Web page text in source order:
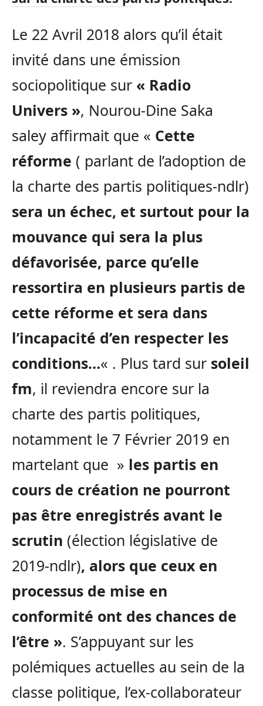
Le 22 Avril 2018 alors qu’il était
invité dans une émission
sociopolitique sur « Radio
Univers », Nourou-Dine Saka
saley affirmait que « Cette
réforme ( parlant de l’adoption de
la charte des partis politiques-ndlr)
sera un échec, et surtout pour la
mouvance qui sera la plus
défavorisée, parce qu’elle
ressortira en plusieurs partis de
cette réforme et sera dans
l’incapacité d’en respecter les
conditions…« . Plus tard sur soleil
fm, il reviendra encore sur la
charte des partis politiques,
notamment le 7 Février 2019 en
martelant que » les partis en
cours de création ne pourront
pas être enregistrés avant le
scrutin (élection législative de
2019-ndlr), alors que ceux en
processus de mise en
conformité ont des chances de
l’être ». S’appuyant sur les
polémiques actuelles au sein de la
classe politique, l’ex-collaborateur